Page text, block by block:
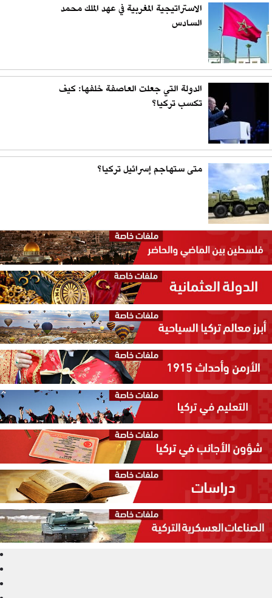
الاستراتيجية المغربية في عهد الملك محمد
السادس
الدولة التي جعلت العاصفة خلفها: كيف
تكسب تركيا؟
متى ستهاجم إسرائيل تركيا؟